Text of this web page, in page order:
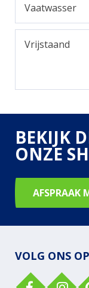
Vaatwasser
Vrijstaand
BEKIJK
ONZE
AFSPRAAK
VOLG ONS OP